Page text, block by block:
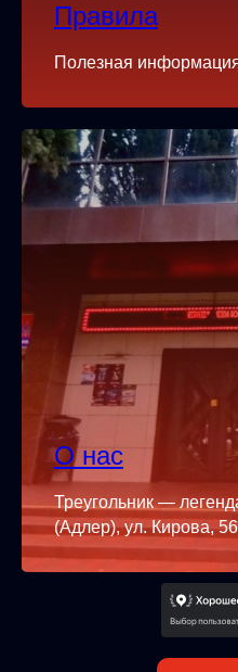
Правила
Полезная
О нас
Треугольник —
(Адлер), ул. Кирова, 56